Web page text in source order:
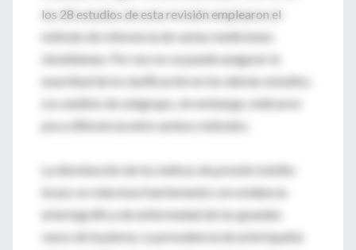
los 28 estudios de esta revisión emplearon el
método de referencia de varias mediciones
simultáneas. Por eso no se puede asegurar la
exactitud de la clasiﬁcación en los demás estudios.
Los análisis de subgrupo, sin embargo, indicaron
poca diferencia entre ambos métodos.
La disminución de los índices de presión tobillo-
brazo se relaciona fuertemente con evidencia
arteriográfica de enfermedad de los grandes
vasos de la pierna. La prevalencia de arteriopatía